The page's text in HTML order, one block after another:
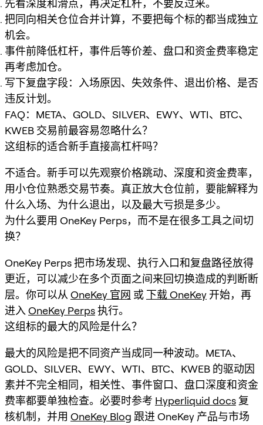
先看深度和滑点，再决定杠杆，不要反过来。
把同向相关仓位合并计算，不要把每个标的都当成独立
机会。
事件前降低杠杆，事件后等价差、盘口和资金费率稳定
再考虑加仓。
写下复盘字段：入场原因、失效条件、退出价格、是否
违反计划。
FAQ：META、GOLD、SILVER、EWY、WTI、BTC、
KWEB 交易前最容易忽略什么？
这组标的适合新手直接高杠杆吗？
不适合。新手可以先观察价格跳动、深度和资金费率，
用小仓位熟悉交易节奏。真正放大仓位前，要能解释为
什么入场、为什么退出，以及最大亏损是多少。
为什么要用 OneKey Perps，而不是在很多工具之间切
换？
OneKey Perps 把市场发现、执行入口和复盘路径放得
更近，可以减少在多个页面之间来回切换造成的判断断
层。你可以从 OneKey 官网 或 下载 OneKey 开始，再
进入 OneKey Perps执行。
这组标的最大的风险是什么？
最大的风险是把不同资产当成同一种波动。META、
GOLD、SILVER、EWY、WTI、BTC、KWEB 的驱动因
素并不完全相同，相关性、事件窗口、盘口深度和资金
费率都要单独检查。必要时参考 Hyperliquid docs 复
核机制，并用 OneKey Blog 跟进 OneKey 产品与市场